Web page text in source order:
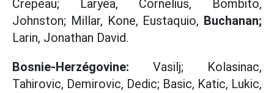
Crepeau; Laryea, Cornelius, Bombito,
Johnston; Millar, Kone, Eustaquio, Buchanan;
Larin, Jonathan David.
Bosnie-Herzégovine: Vasilj; Kolasinac,
Tahirovic, Demirovic, Dedic; Basic, Katic, Lukic,